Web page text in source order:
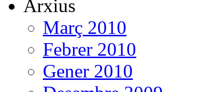
Arxius
Març 2010
Febrer 2010
Gener 2010